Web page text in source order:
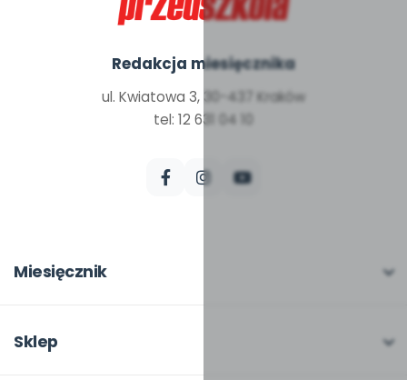
Redakcja miesięcznika
ul. Kwiatowa 3, 30-437 Kraków
tel: 12 631 04 10
Miesięcznik
W numerze
Sklep